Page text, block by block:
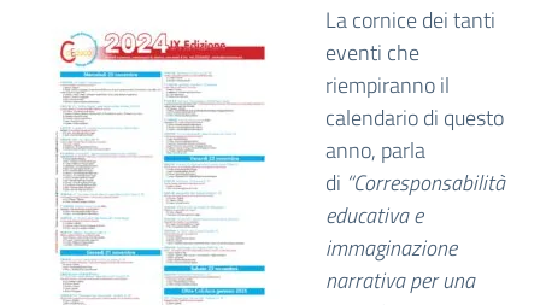
La cornice dei tanti
eventi che
riempiranno il
calendario di questo
anno, parla
di “Corresponsabilità
educativa e
immaginazione
narrativa per una